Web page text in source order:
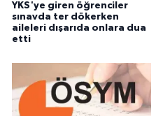
YKS'ye giren öğrenciler
sınavda ter dökerken
aileleri dışarıda onlara dua
etti